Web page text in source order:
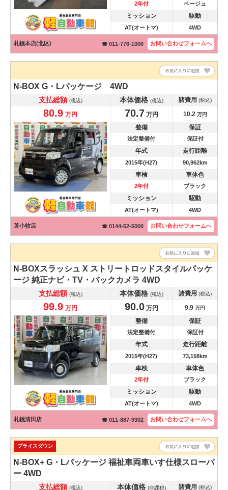
2年付 ベージュ
ミッション 駆動
AT(オートマ) 4WD
札幌本店(北区) ☎ 011-776-1000 お問い合わせフォームへ
N-BOX G・Lパッケージ 4WD
支払総額 (税込) 本体価格 (税込) 諸費用 (税込)
80.9 万円 70.7 万円 10.2 万円
整備 保証
法定整備付 保証付
年式 走行距離
2015年(H27) 90,962km
車検 車体色
2年付 ブラック
ミッション 駆動
AT(オートマ) 4WD
苫小牧店 ☎ 0144-52-5000 お問い合わせフォームへ
N-BOXスラッシュ X ストリートロッドスタイルパッケ
ージ 純正ナビ・TV・バックカメラ 4WD
支払総額 (税込) 本体価格 (税込) 諸費用 (税込)
99.9 万円 90.0万円 9.9 万円
整備 保証
法定整備付 保証付
年式 走行距離
2015年(H27) 73,158km
車検 車体色
2年付 ブラック
ミッション 駆動
AT(オートマ) 4WD
札幌清田店 ☎ 011-887-9302 お問い合わせフォームへ
プライスダウン
N-BOX+ G・Lパッケージ 福祉車両車いす仕様スローパ
ー 4WD
支払総額 (税込) 本体価格 (非課税) 諸費用 (税込)